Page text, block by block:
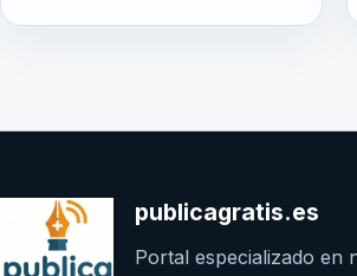
publicagratis.es
Portal especializado en